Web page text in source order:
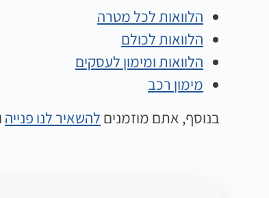
הלוואות לכל מטרה
הלוואות לכולם
הלוואות ומימון לעסקים
מימון רכב
בנוסף, אתם מוזמנים להשאיר לנו פנייה